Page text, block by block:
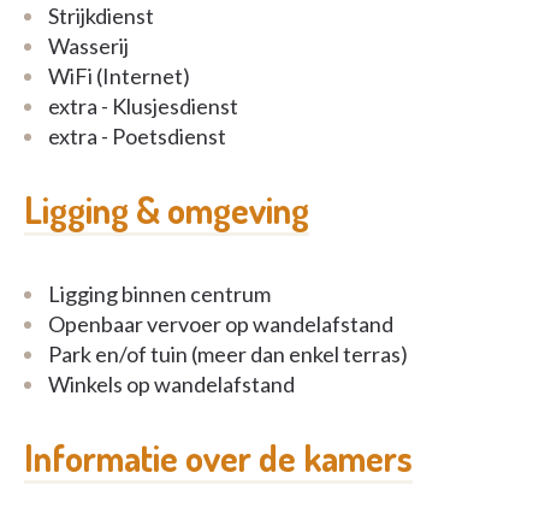
Strijkdienst
Wasserij
WiFi (Internet)
extra - Klusjesdienst
extra - Poetsdienst
Ligging & omgeving
Ligging binnen centrum
Openbaar vervoer op wandelafstand
Park en/of tuin (meer dan enkel terras)
Winkels op wandelafstand
Informatie over de kamers